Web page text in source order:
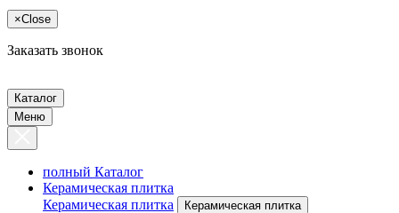
×Close
Заказать звонок
Каталог
Меню
полный Каталог
Керамическая плитка
Керамическая плитка
Керамическая плитка